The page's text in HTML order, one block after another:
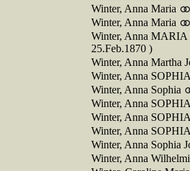
Winter, Anna Maria
Winter, Anna Maria
Winter, Anna MARIA
25.Feb.1870 )
Winter, Anna Martha
Winter, Anna SOPHIA
Winter, Anna Sophia
Winter, Anna SOPHIA
Winter, Anna SOPHIA
Winter, Anna
Winter, Anna Sophia
Winter, Anna